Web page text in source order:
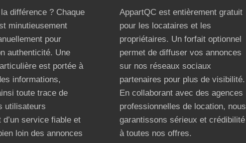
différence ? Chaque
minutieusement
pour
authenticité. Une
est portée à
informations,
toute trace de
utilisateurs
d’un service fiable et
loin des annonces
AppartQC est entièrement gratuit
pour les locataires et les
propriétaires. Un forfait optionnel
permet de diffuser vos annonces
sur nos réseaux sociaux
partenaires pour plus de visibilité.
En collaborant avec des agences
professionnelles de location, nous
garantissons sérieux et crédibilité
à toutes nos offres.